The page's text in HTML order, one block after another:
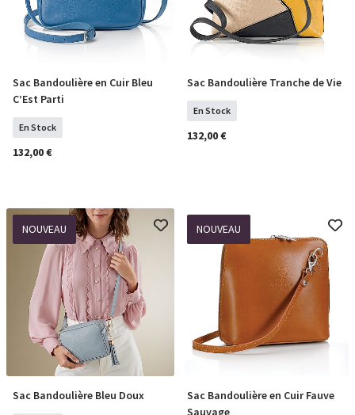
COMMANDER
Sac Bandoulière en Cuir Bleu
C’Est Parti
En Stock
132,00 €
COMMANDER
Sac Bandoulière Tranche de Vie
En Stock
132,00 €
NOUVEAU
COMMANDER
Sac Bandoulière Bleu Doux
NOUVEAU
COMMANDER
Sac Bandoulière en Cuir Fauve
Sauvage